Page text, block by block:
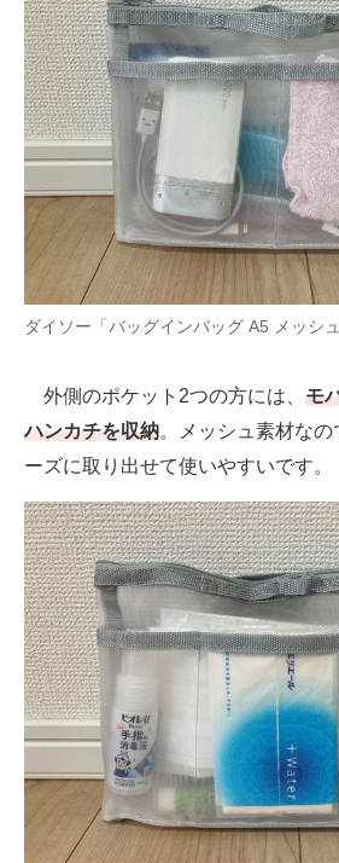
ダイソー「バッグインバッグ A5 メッシュ
外側のポケット2つの方には、 モ
ハンカチを収納。メッシュ素材な
ーズに取り出せて使いやすいです。